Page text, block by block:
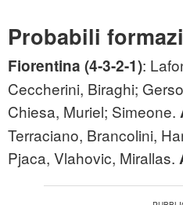
Probabili
Fiorentina (4-3-2-1):
Ceccherini, Biraghi;
Chiesa, Muriel; Simeone.
Terraciano, Brancolini,
Pjaca, Vlahovic, Mirallas.